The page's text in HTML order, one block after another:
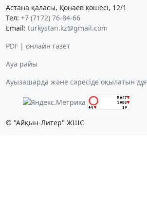
Астана қаласы, Қонаев көшесі, 12/1
Тел: +7 (7172) 76-84-66
Email: turkystan.kz@gmail.com
PDF | онлайн газет
Ауа райы
Ауызашарда және сәресіде оқылатын
© "Айқын-Литер" ЖШС